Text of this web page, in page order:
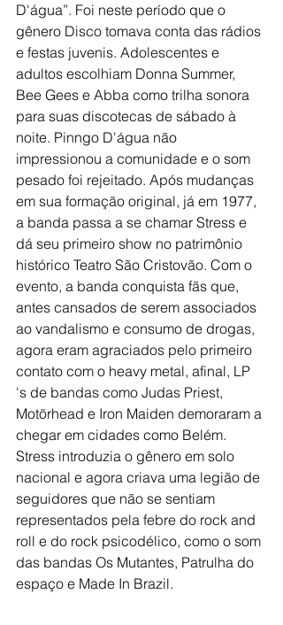
D'água”. Foi neste período que o
gênero Disco tomava conta das rádios
e festas juvenis. Adolescentes e
adultos escolhiam Donna Summer,
Bee Gees e Abba como trilha sonora
para suas discotecas de sábado à
noite. Pinngo D'água não
impressionou a comunidade e o som
pesado foi rejeitado. Após mudanças
em sua formação original, já em 1977,
a banda passa a se chamar Stress e
dá seu primeiro show no patrimônio
histórico Teatro São Cristovão. Com o
evento, a banda conquista fãs que,
antes cansados de serem associados
ao vandalismo e consumo de drogas,
agora eram agraciados pelo primeiro
contato com o heavy metal, afinal, LP
's de bandas como Judas Priest,
Motörhead e Iron Maiden demoraram a
chegar em cidades como Belém.
Stress introduzia o gênero em solo
nacional e agora criava uma legião de
seguidores que não se sentiam
representados pela febre do rock and
roll e do rock psicodélico, como o som
das bandas Os Mutantes, Patrulha do
espaço e Made In Brazil.